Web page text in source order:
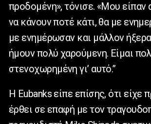
προδομένη», τόνισε. «Μου είπαν
να κάνουν ποτέ κάτι, θα με
με ενημέρωσαν και μάλλον
ήμουν πολύ χαρούμενη. Είμαι
στενοχωρημένη γι’ αυτό.”
Η Eubanks είπε επίσης, ότι είχε
έρθει σε επαφή με τον